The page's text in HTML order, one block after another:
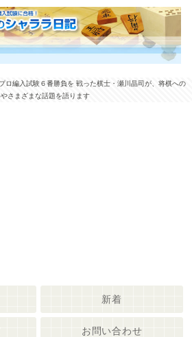
ロ編入試験６番勝負を 戦った棋士・瀬川晶司が、将棋への
さまざまな話題を語ります
新着
お問い合わせ